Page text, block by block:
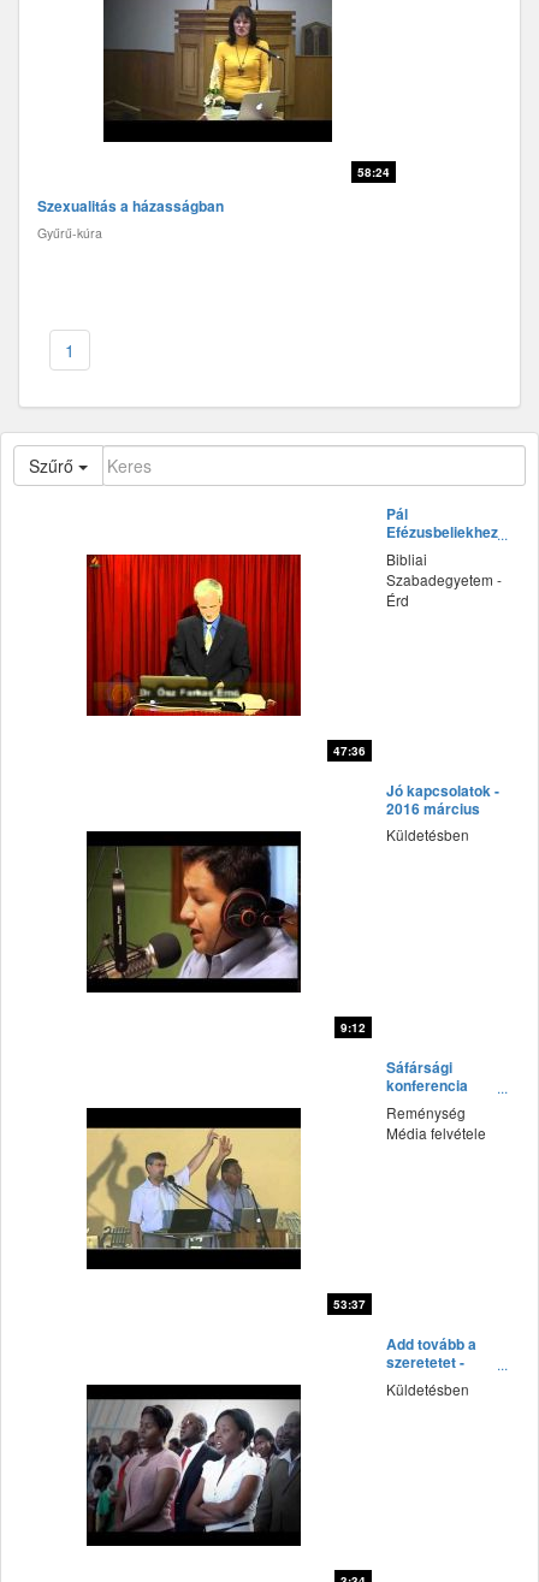
58:24
Szexualitás a házasságban
Gyűrű-kúra
1
Szűrő
47:36
Pál
Efézusbeliekhez
írt levele - Dr.
Ősz-Farkas Ernő
előadása
Bibliai
Szabadegyetem -
Érd
9:12
Jó kapcsolatok -
2016 március
Küldetésben
53:37
Sáfársági
konferencia
(2015') Vasárnap
délelőtt 3.rész
Reménység
Média felvétele
Add tovább a
szeretetet -
Zimbabwe
Küldetésben